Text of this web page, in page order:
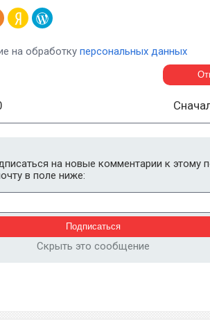
на обработку персональных данных
на новые комментарии к этому
в поле ниже:
Скрыть это сообщение